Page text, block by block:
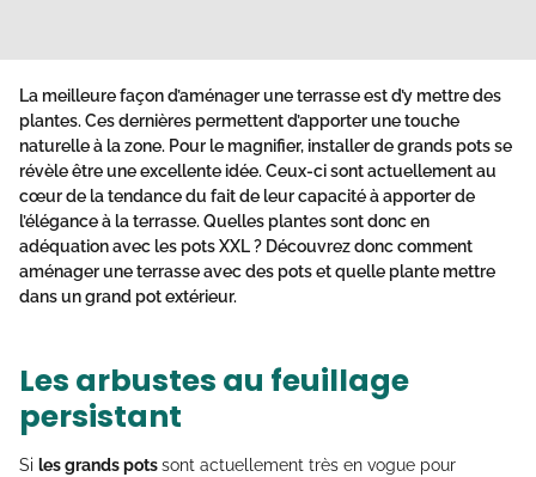
La meilleure façon d’aménager une terrasseest d’y mettre des
plantes. Ces dernières permettent d’apporter une touche
naturelle à la zone. Pour le magnifier, installer de grands pots se
révèle être une excellente idée. Ceux-ci sont actuellement au
cœur de la tendance du fait de leur capacité à apporter de
l’élégance à la terrasse. Quelles plantes sont donc en
adéquation avec les pots XXL ? Découvrez donccomment
aménager une terrasse avec des potsetquelle plante mettre
dans un grand pot extérieur.
Les arbustes au feuillage
persistant
Si les grands potssont actuellement très en vogue pour